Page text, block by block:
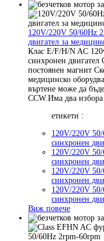
120V/220V 50/60Hz
двигател за
Клас E/F/H/N AC
синхронен двигател
постоянен магнит
медицинско
въртене може да
CCW.Има два избора
етикети :
120V/220V
синхронен
120V/220V
синхронен
120V/220V
синхронен
120V/220V
синхронен
Виж повече